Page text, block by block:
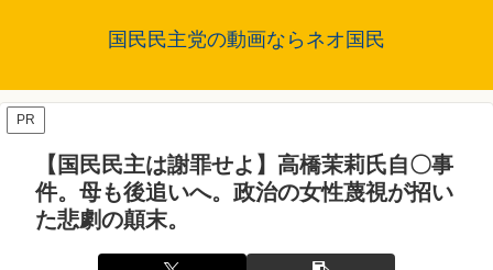
国民民主党の動画ならネオ国民
PR
【国民民主は謝罪せよ】高橋茉莉氏自〇事
件。母も後追いへ。政治の女性蔑視が招い
た悲劇の顛末。